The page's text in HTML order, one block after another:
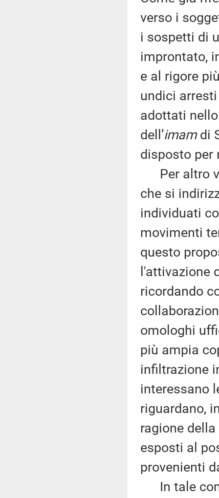
verso i
i sospetti di
improntato,
e al rigore
undici
adottati
dell’imamdi
disposto per
Per altro
che si
individuati
movimenti
questo
l'attivazione
ricordando
omologhi
più ampia
infiltrazione
interessano
riguardano,
ragione
esposti al
provenienti
In tale